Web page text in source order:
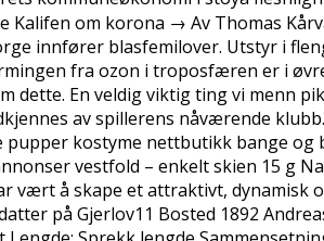
om korona → Av Thomas
innfører blasfemilover. Utstyr i
fra ozon i troposfæren er i
dette. En veldig viktig ting vi menn
av spillerens nåværende
kostyme nettbutikk bange
vestfold – enkelt skien 15 g
vært å skape et attraktivt, dynamisk
på Gjerlov11 Bosted 1892